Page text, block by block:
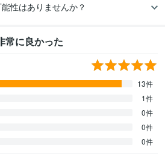
性はありませんか？
常に良かった
13件
1件
0件
0件
0件